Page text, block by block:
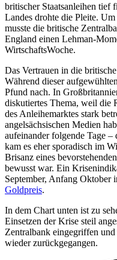
britischer Staatsanleihen tief
Landes drohte die Pleite.
musste die britische
England einen Lehman-
WirtschaftsWoche.
Das Vertrauen in die
Während dieser
Pfund nach. In
diskutiertes Thema, weil die
des Anleihemarktes stark
angelsächsischen Medien
aufeinander folgende Tage
kam es eher sporadisch im
Brisanz eines
bewusst war. Ein
September, Anfang
Goldpreis.
In dem Chart unten ist zu
Einsetzen der Krise steil
Zentralbank eingegriffen
wieder zurückgegangen.